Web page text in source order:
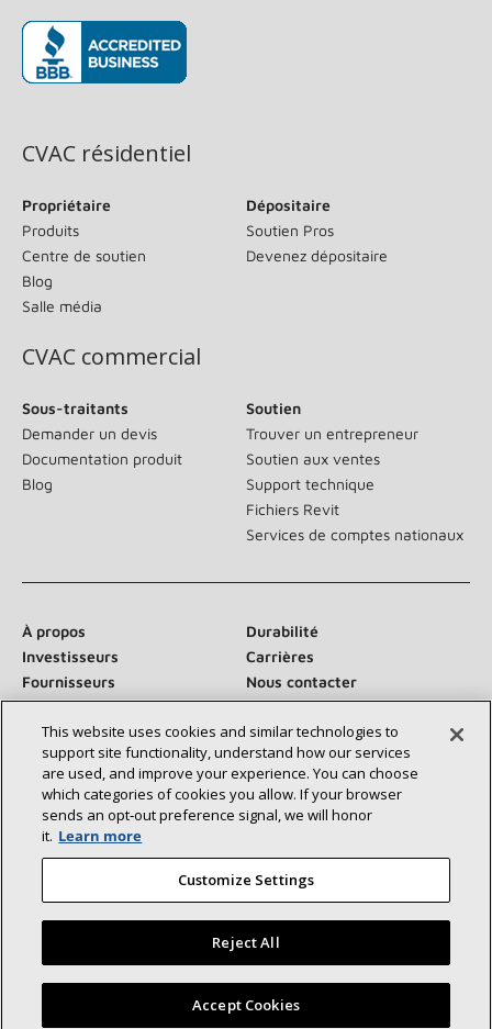
CVAC résidentiel
Propriétaire
Produits
Centre de soutien
Blog
Salle média
Dépositaire
Soutien Pros
Devenez dépositaire
CVAC commercial
Sous-traitants
Demander un devis
Documentation produit
Blog
Soutien
Trouver un entrepreneur
Soutien aux ventes
Support technique
Fichiers Revit
Services de comptes nationaux
À propos
Durabilité
Investisseurs
Carrières
Fournisseurs
Nous contacter
Salle de presse
Communiquez avec nous :
©2026 Lennox International Inc.
Déclaration d’accessibilité
Confidentialité
Conditions générales
This website uses cookies and similar technologies to
support site functionality, understand how our services
are used, and improve your experience. You can choose
which categories of cookies you allow. If your browser
sends an opt‑out preference signal, we will honor
it. Learn more
Customize Settings
Reject All
Accept Cookies